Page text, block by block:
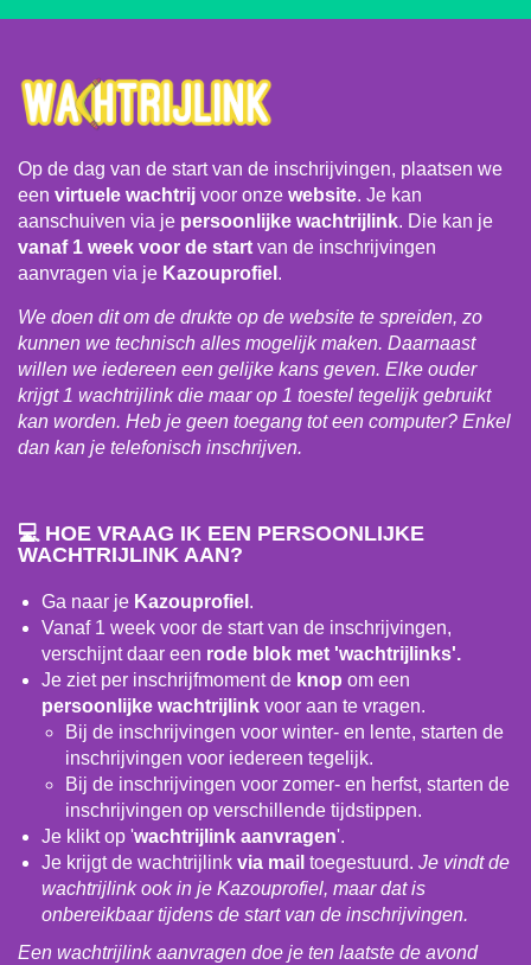
Op de dag van de start van de inschrijvingen, plaatsen we
een virtuele wachtrij voor onze website. Je kan
aanschuiven via je persoonlijke wachtrijlink. Die kan je
vanaf 1 week voor de start van de inschrijvingen
aanvragen via je Kazouprofiel .
We doen dit om de drukte op de website te spreiden, zo
kunnen we technisch alles mogelijk maken. Daarnaast
willen we iedereen een gelijke kans geven. Elke ouder
krijgt 1 wachtrijlink die maar op 1 toestel tegelijk gebruikt
kan worden. Heb je geen toegang tot een computer? Enkel
dan kan je telefonisch inschrijven.
💻HOE VRAAG IK EEN PERSOONLIJKE
WACHTRIJLINK AAN?
Ga naar je Kazouprofiel .
Vanaf 1 week voor de start van de inschrijvingen,
verschijnt daar een rode blok met 'wachtrijlinks'.
Je ziet per inschrijfmoment de knop om een
persoonlijke wachtrijlink voor aan te vragen.
Bij de inschrijvingen voor winter- en lente, starten de
inschrijvingen voor iedereen tegelijk.
Bij de inschrijvingen voor zomer- en herfst, starten de
inschrijvingen op verschillende tijdstippen.
Je klikt op 'wachtrijlink aanvragen'.
Je krijgt de wachtrijlink via mail toegestuurd. Je vindt de
wachtrijlink ook in je Kazouprofiel, maar dat is
onbereikbaar tijdens de start van de inschrijvingen.
Een wachtrijlink aanvragen doe je ten laatste de avond